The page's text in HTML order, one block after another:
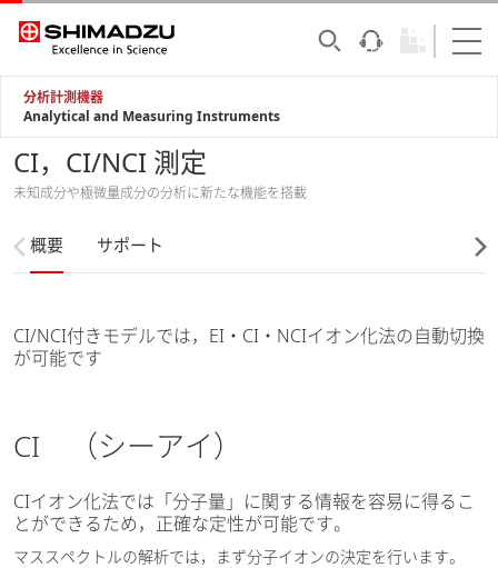
分析計測機器
Analytical and Measuring Instruments
CI，CI/NCI 測定
未知成分や極微量成分の分析に新たな機能を搭載
概要 サポート
CI/NCI付きモデルでは，EI・CI・NCIイオン化法の自動切換
が可能です
CI （シーアイ）
CIイオン化法では「分子量」に関する情報を容易に得るこ
とができるため，正確な定性が可能です。
マススペクトルの解析では，まず分子イオンの決定を行います。